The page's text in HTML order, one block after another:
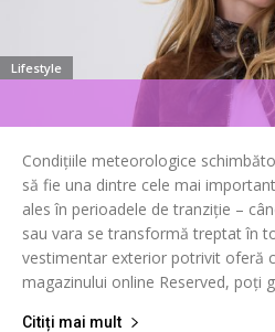
Lifestyle
Condițiile meteorologice
să fie una dintre cele mai
ales în perioadele de tranziție –
sau vara se transformă treptat în
vestimentar exterior potrivit oferă
magazinului online Reserved, poți
Citiți mai mult